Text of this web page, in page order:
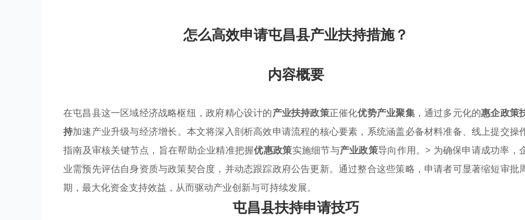
怎么高效申请屯昌县产业扶持措施？
内容概要
在屯昌县这一区域经济战略枢纽，政府精心设计的产业扶持政策正催化优势产业聚集，通过多元化的惠企政策
持加速产业升级与经济增长。本文将深入剖析高效申请流程的核心要素，系统涵盖必备材料准备、线上提交操
指南及审核关键节点，旨在帮助企业精准把握优惠政策实施细节与产业政策导向作用。> 为确保申请成功率，
业需预先评估自身资质与政策契合度，并动态跟踪政府公告更新。通过整合这些策略，申请者可显著缩短审批
期，最大化资金支持效益，从而驱动产业创新与可持续发展。
屯昌县扶持申请技巧